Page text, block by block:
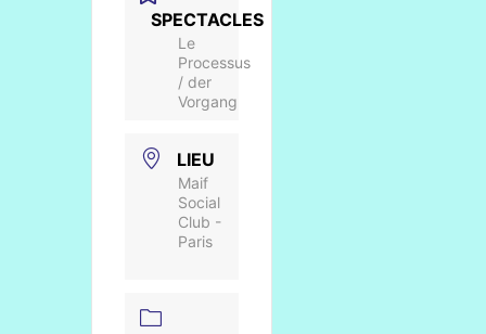
SPECTACLES
Le
Processus
/ der
Vorgang
LIEU
Maif
Social
Club -
Paris